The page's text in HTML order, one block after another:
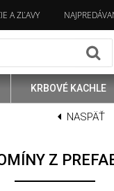
A ZĽAVY
KRBOVÉ KACHLE
NASPÄŤ
Z